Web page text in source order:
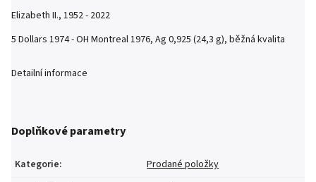
Elizabeth II., 1952 - 2022
5 Dollars 1974 - OH Montreal 1976, Ag 0,925 (24,3 g), běžná kvalita
Detailní informace
Doplňkové parametry
Kategorie:
Prodané položky